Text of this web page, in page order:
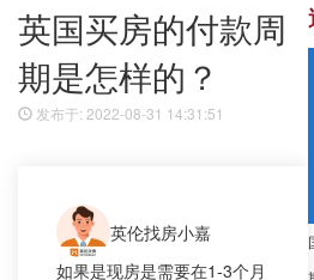
英国买房的付款周
期是怎样的？
发布于: 2022-08-31 14:31:51
英伦找房小嘉
如果是现房是需要在1-3个月